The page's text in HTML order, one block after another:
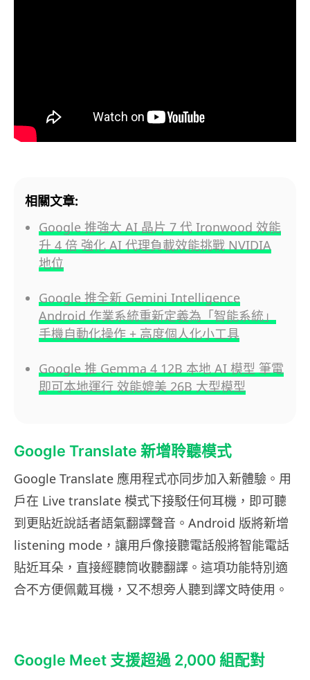
相關文章:
Google 推強大 AI 晶片 7 代 Ironwood 效能
升 4 倍 強化 AI 代理負載效能挑戰 NVIDIA
地位
Google 推全新 Gemini Intelligence
Android 作業系統重新定義為「智能系統」
手機自動化操作 + 高度個人化小工具
Google 推 Gemma 4 12B 本地 AI 模型 筆電
即可本地運行 效能媲美 26B 大型模型
Google Translate 新增聆聽模式
Google Translate 應用程式亦同步加入新體驗。用
戶在 Live translate 模式下接駁任何耳機，即可聽
到更貼近說話者語氣翻譯聲音。Android 版將新增
listening mode，讓用戶像接聽電話般將智能電話
貼近耳朵，直接經聽筒收聽翻譯。這項功能特別適
合不方便佩戴耳機，又不想旁人聽到譯文時使用。
Google Meet 支援超過 2,000 組配對